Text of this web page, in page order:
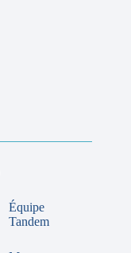
Équipe
Tandem